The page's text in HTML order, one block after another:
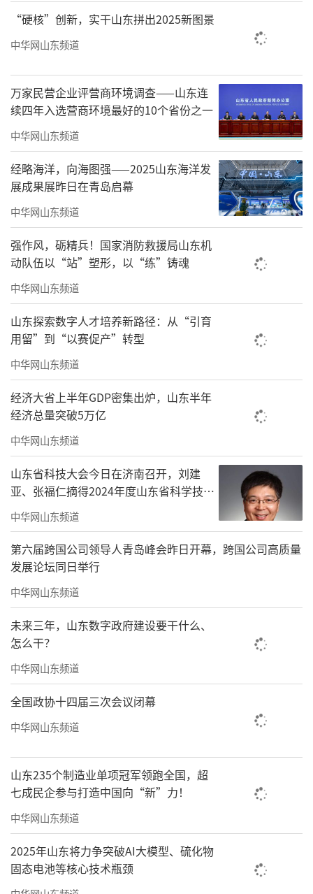
聚焦司机群体的急难愁盼，全市围绕“一
季度一主题”开展关爱行动，一季度“红德交
运·暖心春运”活动为5000余名交通运输从业
人员送上新春祝福和暖心慰问品；二季度“红
德交运·健康护航”联合第七人民医院开展胃
肠镜体检，吸引三千余名司机报名，优惠费用
超百万元；三季度“红德交运·阵地引领”推
动阵地从有向优、从优向精升级；四季度“红
德交运·多方赋能”已整装待发，切实为司机
群体办实事、促发展、解难题。
对于下一步工作，德州明确将重点推动组
织覆盖从“有形”向“有效”深化，做实做优
诉求收集反馈机制，持续深耕“暖心服务”工
程。同时，还将整合各方资源，破解司机群体
在权益保障等方面的难题，强化典型培育和经
验推广，力争打造一批在全省立得住、叫得响
的党建品牌，形成可复制、可推广的德州经
验。
（来源：山东交通）
“硬核”创新，实干山东拼出2025新图景
中华网山东频道
万家民营企业评营商环境调查——山东连
续四年入选营商环境最好的10个省份之一
中华网山东频道
经略海洋，向海图强——2025山东海洋发
展成果展昨日在青岛启幕
中华网山东频道
强作风，砺精兵！国家消防救援局山东机
动队伍以“站”塑形，以“练”铸魂
中华网山东频道
山东探索数字人才培养新路径：从“引育
用留”到“以赛促产”转型
中华网山东频道
经济大省上半年GDP密集出炉，山东半年
经济总量突破5万亿
中华网山东频道
山东省科技大会今日在济南召开，刘建
亚、张福仁摘得2024年度山东省科学技术
奖最高奖！
中华网山东频道
第六届跨国公司领导人青岛峰会昨日开幕，跨国公司高质量
发展论坛同日举行
中华网山东频道
未来三年，山东数字政府建设要干什么、
怎么干？
中华网山东频道
全国政协十四届三次会议闭幕
中华网山东频道
山东235个制造业单项冠军领跑全国，超
七成民企参与打造中国向“新”力！
中华网山东频道
2025年山东将力争突破AI大模型、硫化物
固态电池等核心技术瓶颈